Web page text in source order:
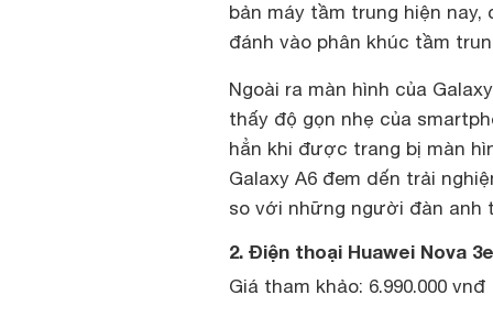
bản máy tầm trung hiện
đánh vào phân khúc tầm
Ngoài ra màn hình của
thấy độ gọn nhẹ của
hẳn khi được trang bị màn
Galaxy A6 đem dến trải
so với những người đàn anh
2. Điện thoại Huawei Nova 3e
Giá tham khảo: 6.990.000 vnđ